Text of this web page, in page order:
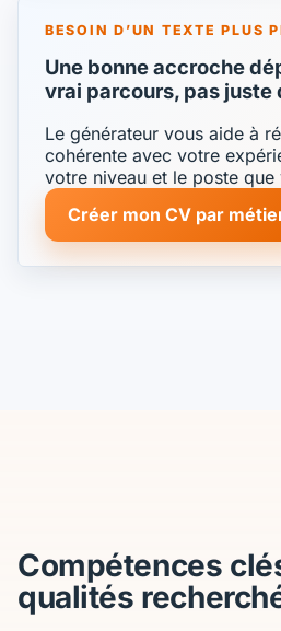
BESOIN D’UN TEXTE PLUS
Une bonne accroche
vrai parcours, pas juste
Le générateur vous aide à
cohérente avec votre
votre niveau et le poste que
Créer mon CV par
Compétences
qualités